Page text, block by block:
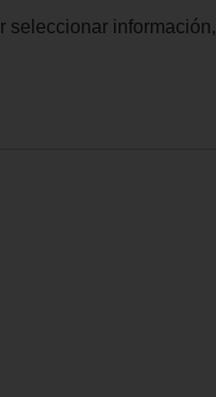
seleccionar información,